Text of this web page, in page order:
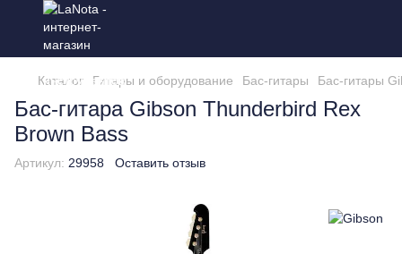
Каталог Гитары и оборудование Бас-гитары Бас-гитары
Бас-гитара Gibson Thunderbird Rex
Brown Bass
Артикул: 29958 Оставить отзыв